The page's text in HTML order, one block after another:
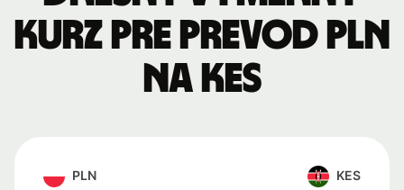
kurz pre prevod PLN
na KES
PLN KES